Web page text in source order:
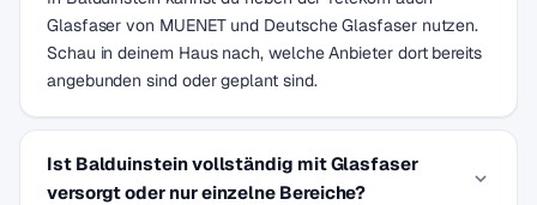
Glasfaser von MUENET und Deutsche Glasfaser nutzen.
Schau in deinem Haus nach, welche Anbieter dort bereits
angebunden sind oder geplant sind.
Ist Balduinstein vollständig mit Glasfaser
versorgt oder nur einzelne Bereiche?